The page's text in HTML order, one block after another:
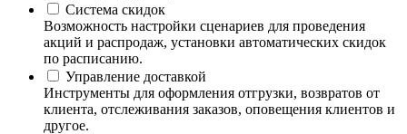
Система скидок
Возможность настройки сценариев для проведения
акций и распродаж, установки автоматических скидок
по расписанию.
Управление доставкой
Инструменты для оформления отгрузки, возвратов от
клиента, отслеживания заказов, оповещения клиентов и
другое.